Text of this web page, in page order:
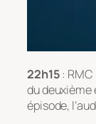
22h15:
du deuxième
épisode,